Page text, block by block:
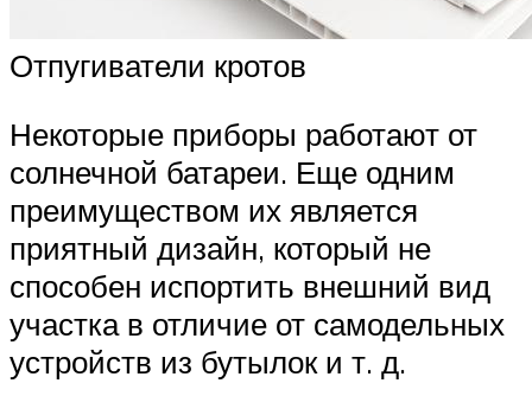
Отпугиватели кротов
Некоторые приборы работают от
солнечной батареи. Еще одним
преимуществом их является
приятный дизайн, который не
способен испортить внешний вид
участка в отличие от самодельных
устройств из бутылок и т. д.